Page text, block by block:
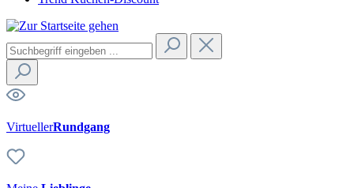
VirtuellerRundgang